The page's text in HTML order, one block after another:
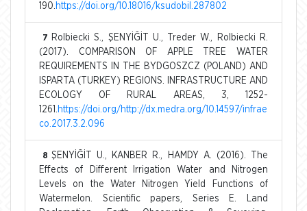
190. https://doi.org/10.18016/ksudobil.287802
7
Rolbiecki S., ŞENYİĞİT U., Treder W., Rolbiecki R.
(2017). COMPARISON OF APPLE TREE WATER
REQUIREMENTS IN THE BYDGOSZCZ (POLAND) AND
ISPARTA (TURKEY) REGIONS. INFRASTRUCTURE AND
ECOLOGY OF RURAL AREAS, 3, 1252-
1261. https://doi.org/http://dx.medra.org/10.14597/infrae
co.2017.3.2.096
8 ŞENYİĞİT U., KANBER R., HAMDY A. (2016). The
Effects of Different Irrigation Water and Nitrogen
Levels on the Water Nitrogen Yield Functions of
Watermelon. Scientific papers, Series E. Land